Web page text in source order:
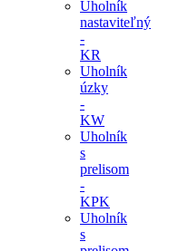
Uholník
nastaviteľný
-
KR
Uholník
úzky
-
KW
Uholník
s
prelisom
-
KPK
Uholník
s